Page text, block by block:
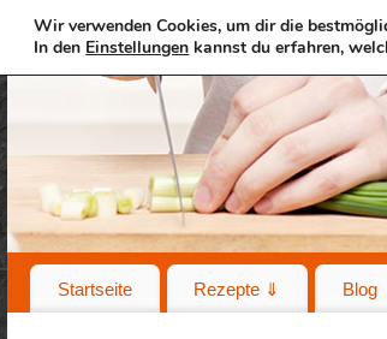
Startseite Rezepte ⇓ Blog
Wir verwenden Cookies, um dir die
In den Einstellungen kannst du erfahren,